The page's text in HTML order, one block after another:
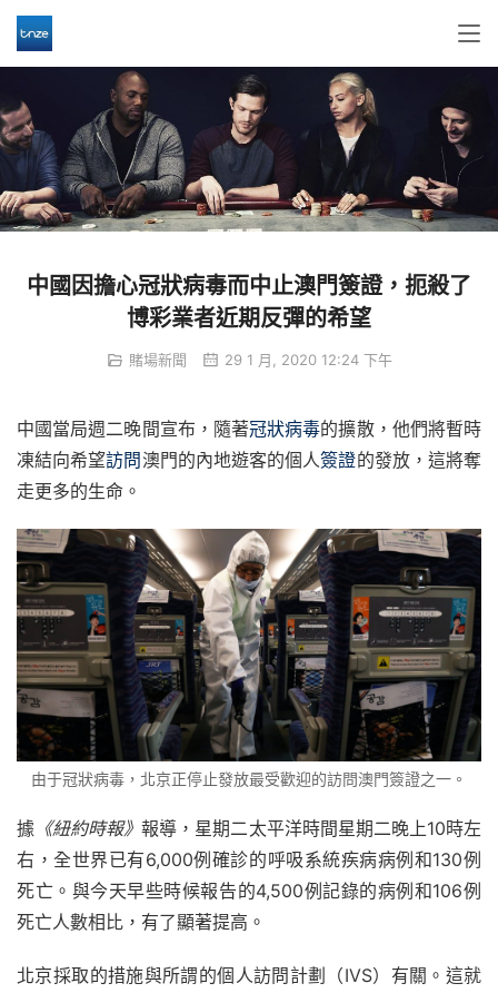
中國因擔心冠狀病毒而中止澳門簽證，扼殺了
博彩業者近期反彈的希望
賭場新聞 29 1 月, 2020 12:24 下午
中國當局週二晚間宣布，隨著冠狀病毒的擴散，他們將暫時
凍結向希望訪問澳門的內地遊客的個人簽證的發放，這將奪
走更多的生命。
由于冠狀病毒，北京正停止發放最受歡迎的訪問澳門簽證之一。
據 《紐約時報》報導，星期二太平洋時間星期二晚上10時左
右，全世界已有6,000例確診的呼吸系統疾病病例和130例
死亡。 與今天早些時候報告的4,500例記錄的病例和106例
死亡人數相比，有了顯著提高。
北京採取的措施與所謂的個人訪問計劃（IVS）有關。這就